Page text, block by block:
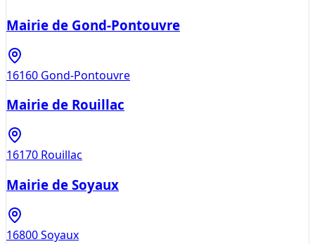
Mairie de Gond-Pontouvre
16160 Gond-Pontouvre
Mairie de Rouillac
16170 Rouillac
Mairie de Soyaux
16800Soyaux